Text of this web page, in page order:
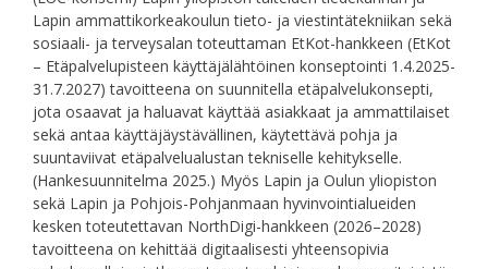
Lapin ammattikorkeakoulun tieto- ja viestintätekniikan sekä
sosiaali- ja terveysalan toteuttaman EtKot-hankkeen (EtKot
– Etäpalvelupisteen käyttäjälähtöinen konseptointi 1.4.2025-
31.7.2027) tavoitteena on suunnitella etäpalvelukonsepti,
jota osaavat ja haluavat käyttää asiakkaat ja ammattilaiset
sekä antaa käyttäjäystävällinen, käytettävä pohja ja
suuntaviivat etäpalvelualustan tekniselle kehitykselle.
(Hankesuunnitelma 2025.) Myös Lapin ja Oulun yliopiston
sekä Lapin ja Pohjois-Pohjanmaan hyvinvointialueiden
kesken toteutettavan NorthDigi-hankkeen (2026–2028)
tavoitteena on kehittää digitaalisesti yhteensopivia